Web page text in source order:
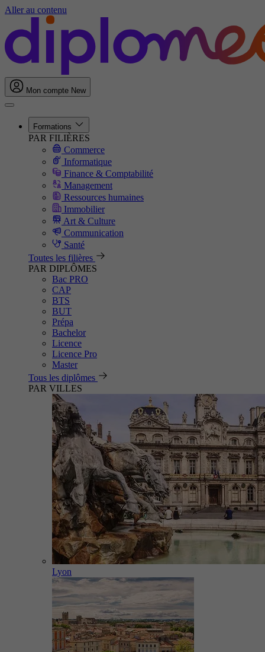
Aller au contenu
Mon compte New
Formations
PAR FILIÈRES
Commerce
Informatique
Finance & Comptabilité
Management
Ressources humaines
Immobilier
Art & Culture
Communication
Santé
Toutes les filières
PAR DIPLÔMES
Bac PRO
CAP
BTS
BUT
Prépa
Bachelor
Licence
Licence Pro
Master
Tous les diplômes
PAR VILLES
Lyon